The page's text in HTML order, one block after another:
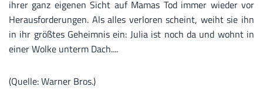
ihrer ganz eigenen Sicht auf Mamas Tod immer wieder vor
Herausforderungen. Als alles verloren scheint, weiht sie ihn
in ihr größtes Geheimnis ein: Julia ist noch da und wohnt in
einer Wolke unterm Dach....
(Quelle: Warner Bros.)